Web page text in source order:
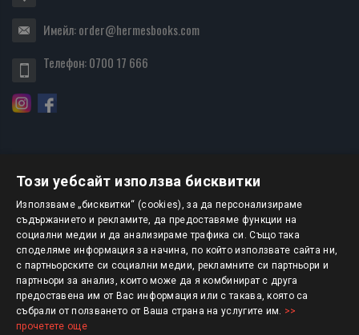
Имейл:order@hermesbooks.com
Телефон:0700 17 666
БЮЛЕТИН
АБОНИРАНЕ
Авторско право © 2025 HERMESBOOKS.BG
Този уебсайт използва бисквитки
Използваме „бисквитки“ (cookies), за да персонализираме
съдържанието и рекламите, да предоставяме функции на
социални медии и да анализираме трафика си. Също така
споделяме информация за начина, по който използвате сайта ни,
с партньорските си социални медии, рекламните си партньори и
партньори за анализ, които може да я комбинират с друга
предоставена им от Вас информация или с такава, която са
събрали от ползването от Ваша страна на услугите им. >>
прочетете още